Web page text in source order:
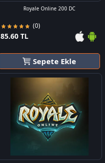
Royale Online 200 DC
(0)
85.60 TL
Sepete Ekle